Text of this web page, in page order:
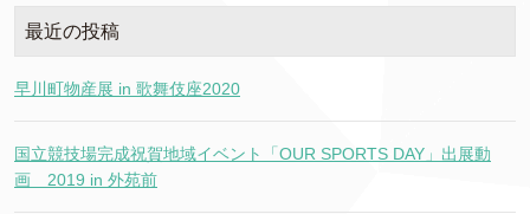
最近の投稿
早川町物産展 in 歌舞伎座2020
国立競技場完成祝賀地域イベント「OUR SPORTS DAY」出展動
画 2019 in 外苑前